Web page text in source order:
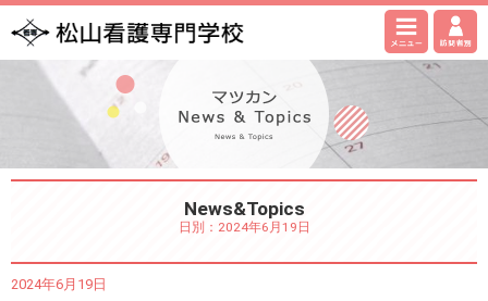
News&Topics
日別：2024年6月19日
2024年6月19日